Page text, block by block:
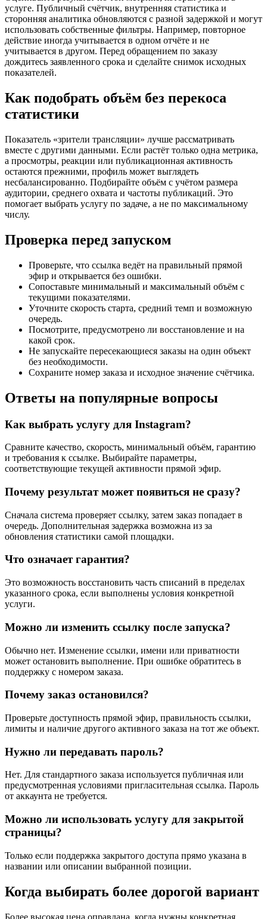
услуге. Публичный счётчик, внутренняя статистика и
сторонняя аналитика обновляются с разной задержкой и могут
использовать собственные фильтры. Например, повторное
действие иногда учитывается в одном отчёте и не
учитывается в другом. Перед обращением по заказу
дождитесь заявленного срока и сделайте снимок исходных
показателей.
Как подобрать объём без перекоса
статистики
Показатель «зрители трансляции» лучше рассматривать
вместе с другими данными. Если растёт только одна метрика,
а просмотры, реакции или публикационная активность
остаются прежними, профиль может выглядеть
несбалансированно. Подбирайте объём с учётом размера
аудитории, среднего охвата и частоты публикаций. Это
помогает выбрать услугу по задаче, а не по максимальному
числу.
Проверка перед запуском
Проверьте, что ссылка ведёт на правильный прямой
эфир и открывается без ошибки.
Сопоставьте минимальный и максимальный объём с
текущими показателями.
Уточните скорость старта, средний темп и возможную
очередь.
Посмотрите, предусмотрено ли восстановление и на
какой срок.
Не запускайте пересекающиеся заказы на один объект
без необходимости.
Сохраните номер заказа и исходное значение счётчика.
Ответы на популярные вопросы
Как выбрать услугу для Instagram?
Сравните качество, скорость, минимальный объём, гарантию
и требования к ссылке. Выбирайте параметры,
соответствующие текущей активности прямой эфир.
Почему результат может появиться не сразу?
Сначала система проверяет ссылку, затем заказ попадает в
очередь. Дополнительная задержка возможна из за
обновления статистики самой площадки.
Что означает гарантия?
Это возможность восстановить часть списаний в пределах
указанного срока, если выполнены условия конкретной
услуги.
Можно ли изменить ссылку после запуска?
Обычно нет. Изменение ссылки, имени или приватности
может остановить выполнение. При ошибке обратитесь в
поддержку с номером заказа.
Почему заказ остановился?
Проверьте доступность прямой эфир, правильность ссылки,
лимиты и наличие другого активного заказа на тот же объект.
Нужно ли передавать пароль?
Нет. Для стандартного заказа используется публичная или
предусмотренная условиями пригласительная ссылка. Пароль
от аккаунта не требуется.
Можно ли использовать услугу для закрытой
страницы?
Только если поддержка закрытого доступа прямо указана в
названии или описании выбранной позиции.
Когда выбирать более дорогой вариант
Более высокая цена оправдана, когда нужны конкретная